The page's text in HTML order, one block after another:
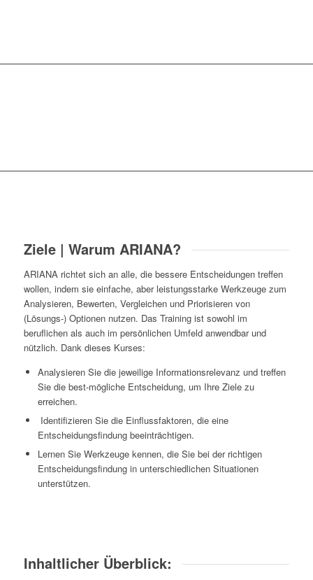
Ziele | Warum ARIANA?
ARIANA richtet sich an alle, die bessere Entscheidungen treffen
wollen, indem sie einfache, aber leistungsstarke Werkzeuge zum
Analysieren, Bewerten, Vergleichen und Priorisieren von
(Lösungs-) Optionen nutzen. Das Training ist sowohl im
beruflichen als auch im persönlichen Umfeld anwendbar und
nützlich. Dank dieses Kurses:
Analysieren Sie die jeweilige Informationsrelevanz und treffen
Sie die best-mögliche Entscheidung, um Ihre Ziele zu
erreichen.
Identifizieren Sie die Einflussfaktoren, die eine
Entscheidungsfindung beeinträchtigen.
Lernen Sie Werkzeuge kennen, die Sie bei der richtigen
Entscheidungsfindung in unterschiedlichen Situationen
unterstützen.
Inhaltlicher Überblick: